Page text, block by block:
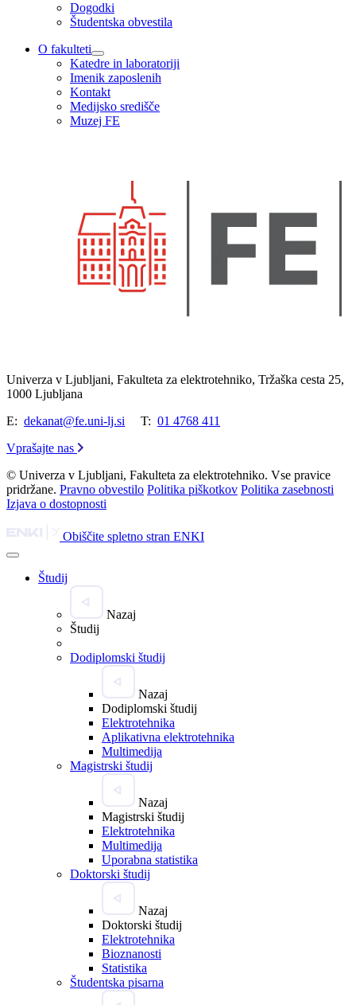
Dogodki
Študentska obvestila
O fakulteti
Katedre in laboratoriji
Imenik zaposlenih
Kontakt
Medijsko središče
Muzej FE
Univerza v Ljubljani, Fakulteta za elektrotehniko, Tržaška cesta 25,
1000 Ljubljana
E: dekanat@fe.uni-lj.si T: 01 4768 411
Vprašajte nas
© Univerza v Ljubljani, Fakulteta za elektrotehniko. Vse pravice
pridržane. Pravno obvestilo Politika piškotkov Politika zasebnosti
Izjava o dostopnosti
Obiščite spletno stran ENKI
Študij
Nazaj
Študij
Dodiplomski študij
Nazaj
Dodiplomski študij
Elektrotehnika
Aplikativna elektrotehnika
Multimedija
Magistrski študij
Nazaj
Magistrski študij
Elektrotehnika
Multimedija
Uporabna statistika
Doktorski študij
Nazaj
Doktorski študij
Elektrotehnika
Bioznanosti
Statistika
Študentska pisarna